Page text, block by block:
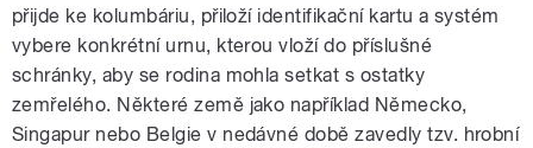
přijde ke kolumbáriu, přiloží identifikační kartu a systém
vybere konkrétní urnu, kterou vloží do příslušné
schránky, aby se rodina mohla setkat s ostatky
zemřelého. Některé země jako například Německo,
Singapur nebo Belgie v nedávné době zavedly tzv. hrobní